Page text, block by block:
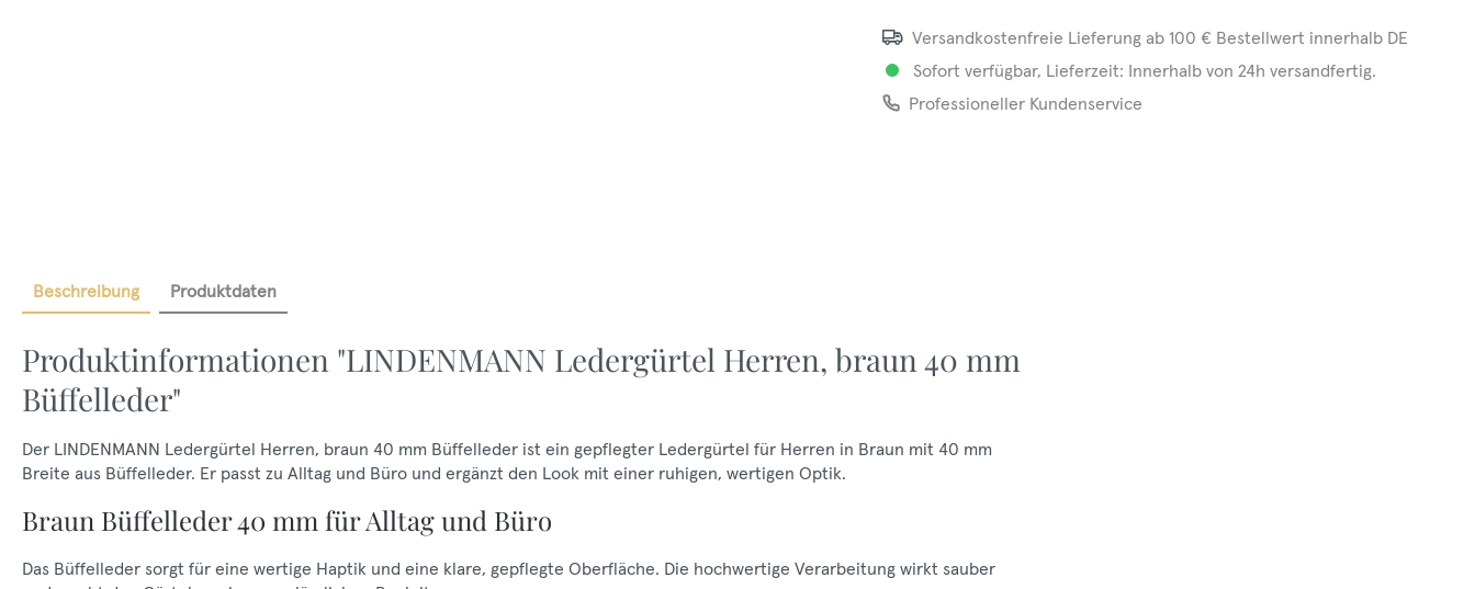
Versandkostenfreie Lieferung ab 100 € Bestellwert innerhalb DE
Sofort verfügbar, Lieferzeit: Innerhalb von 24h versandfertig.
Professioneller Kundenservice
Beschreibung Produktdaten
Produktinformationen "LINDENMANN Ledergürtel Herren, braun 40 mm
Büffelleder"
Der LINDENMANN Ledergürtel Herren, braun 40 mm Büffelleder ist ein gepflegter Ledergürtel für Herren in Braun mit 40 mm
Breite aus Büffelleder. Er passt zu Alltag und Büro und ergänzt den Look mit einer ruhigen, wertigen Optik.
Braun Büffelleder 40 mm für Alltag und Büro
Das Büffelleder sorgt für eine wertige Haptik und eine klare, gepflegte Oberfläche. Die hochwertige Verarbeitung wirkt sauber